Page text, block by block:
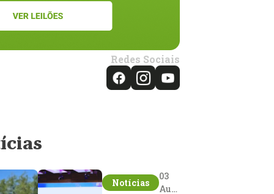
Redes Sociais
Notícias
03
Aug